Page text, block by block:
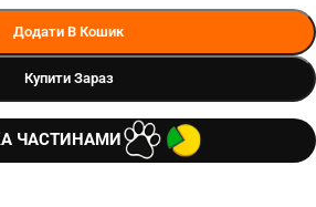
Додати В Кошик
Купити Зараз
ЧАСТИНАМИ